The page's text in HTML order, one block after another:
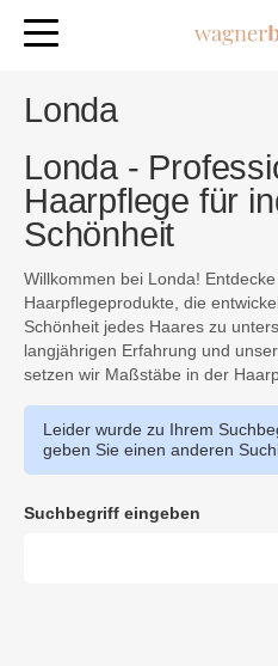
Londa
Londa -
Haarpflege für
Schönheit
Willkommen bei Londa!
Haarpflegeprodukte, die
Schönheit jedes Haares zu
langjährigen Erfahrung und
setzen wir Maßstäbe in der
Leider wurde zu Ihrem
geben Sie einen anderen
Suchbegriff eingeben